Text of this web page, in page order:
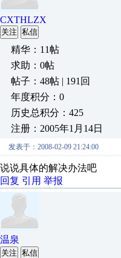
CXTHLZX
关注 私信
精华：11帖
求助：0帖
帖子：48帖 | 191回
年度积分：0
历史总积分：425
注册：2005年1月14日
发表于：2008-02-09 21:24:00
说说具体的解决办法吧
回复 引用 举报
温泉
关注 私信